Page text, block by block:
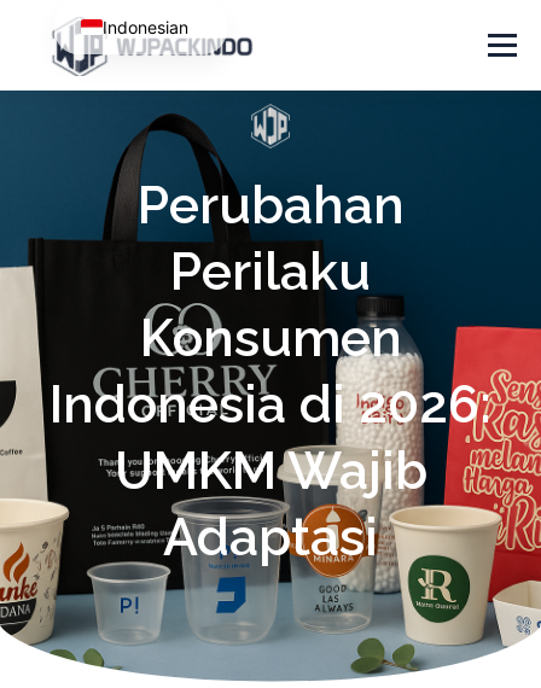
Menu
ABOUT PORTOFOLIO
CONTACT ARTIKEL
Perubahan
Perilaku
Konsumen
Indonesia di 2026:
UMKM Wajib
Adaptasi
Indonesian